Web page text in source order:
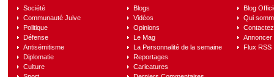
Société
Communauté Juive
Politique
Défense
Antisémitisme
Diplomatie
Culture
Blogs
Vidéos
Opinions
Le Mag
La Personnalité de la semaine
Reportages
Caricatures
Blog
Qui
Annoncer
Flux RSS